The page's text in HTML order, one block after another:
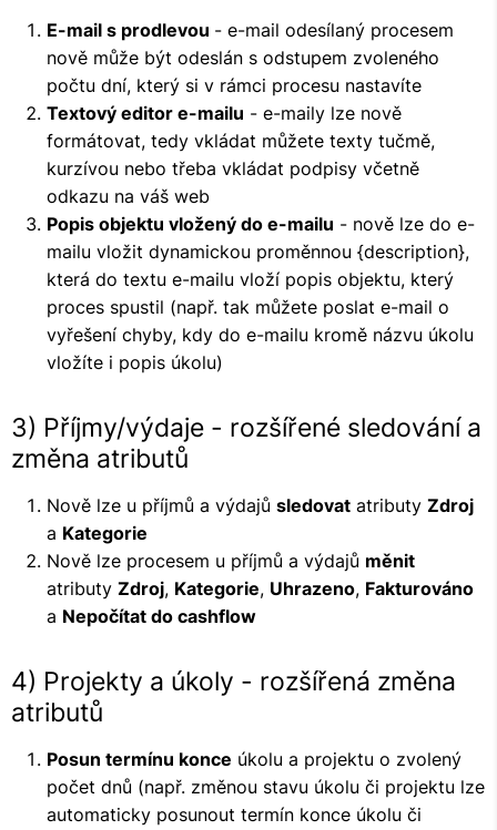
E-mail s prodlevou - e-mail odesílaný procesem
nově může být odeslán s odstupem zvoleného
počtu dní, který si v rámci procesu nastavíte
Textový editor e-mailu - e-maily lze nově
formátovat, tedy vkládat můžete texty tučmě,
kurzívou nebo třeba vkládat podpisy včetně
odkazu na váš web
Popis objektu vložený do e-mailu - nově lze do e-
mailu vložit dynamickou proměnnou {description},
která do textu e-mailu vloží popis objektu, který
proces spustil (např. tak můžete poslat e-mail o
vyřešení chyby, kdy do e-mailu kromě názvu úkolu
vložíte i popis úkolu)
3) Příjmy/výdaje - rozšířené sledování a
změna atributů
Nově lze u příjmů a výdajů sledovat atributy Zdroj
a Kategorie
Nově lze procesem u příjmů a výdajů měnit
atributy Zdroj, Kategorie, Uhrazeno, Fakturováno
a Nepočítat do cashflow
4) Projekty a úkoly - rozšířená změna
atributů
Posun termínu konce úkolu a projektu o zvolený
počet dnů (např. změnou stavu úkolu či projektu lze
automaticky posunout termín konce úkolu či